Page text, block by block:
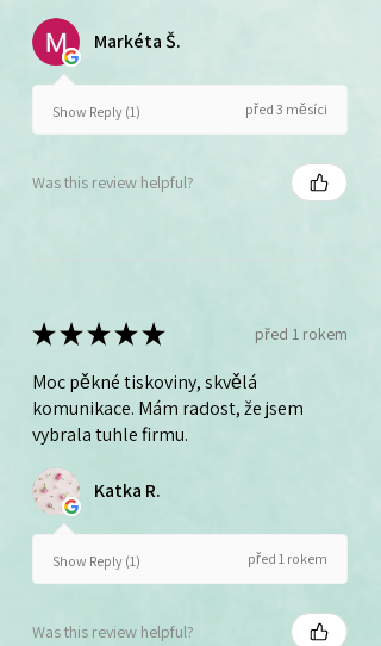
Markéta Š.
Show Reply (1) před 3 měsíci
Was this review helpful?
★★★★★ před 1 rokem
Moc pěkné tiskoviny, skvělá
komunikace. Mám radost, že jsem
vybrala tuhle firmu.
Katka R.
Show Reply (1) před 1 rokem
Was this review helpful?